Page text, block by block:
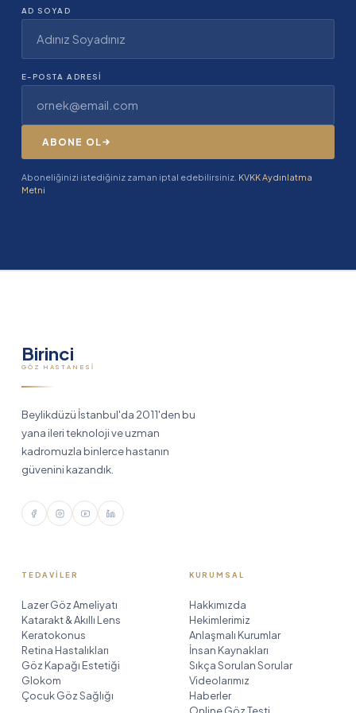
AD SOYAD
E-POSTA ADRESI
ABONE OL
Aboneliğinizi istediğiniz zaman iptal edebilirsiniz. KVKK Aydınlatma
Metni
Birinci
GÖZ HASTANESI
Beylikdüzü İstanbul'da 2011'den bu
yana ileri teknoloji ve uzman
kadromuzla binlerce hastanın
güvenini kazandık.
TEDAVILER
Lazer Göz Ameliyatı
Katarakt & Akıllı Lens
Keratokonus
Retina Hastalıkları
Göz Kapağı Estetiği
Glokom
Çocuk Göz Sağlığı
KURUMSAL
Hakkımızda
Hekimlerimiz
Anlaşmalı Kurumlar
İnsan Kaynakları
Sıkça Sorulan Sorular
Videolarımız
Haberler